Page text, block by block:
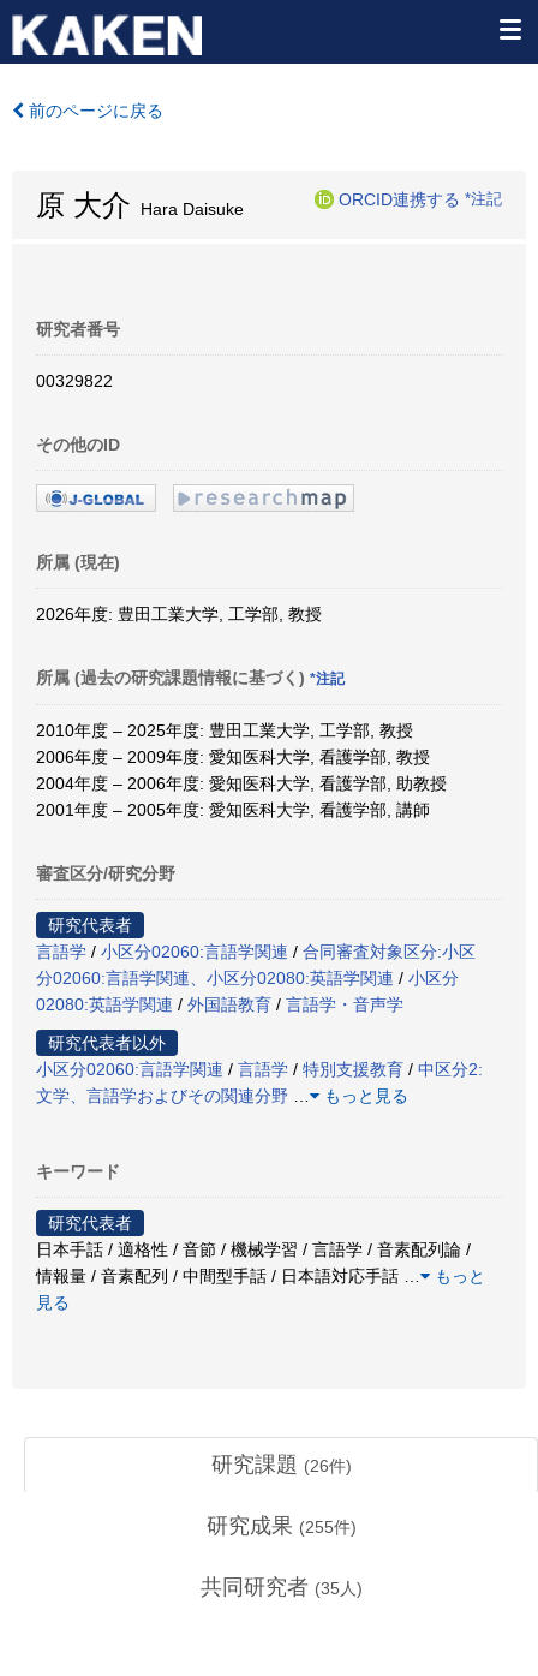
前のページに戻る
原 大介 Hara Daisuke
ORCID連携する *注記
研究者番号
00329822
その他のID
所属 (現在)
2026年度: 豊田工業大学, 工学部, 教授
所属 (過去の研究課題情報に基づく) *注記
2010年度 – 2025年度: 豊田工業大学, 工学部, 教授
2006年度 – 2009年度: 愛知医科大学, 看護学部, 教授
2004年度 – 2006年度: 愛知医科大学, 看護学部, 助教授
2001年度 – 2005年度: 愛知医科大学, 看護学部, 講師
審査区分/研究分野
研究代表者
言語学 / 小区分02060:言語学関連 / 合同審査対象区分:小区
分02060:言語学関連、小区分02080:英語学関連 / 小区分
02080:英語学関連 / 外国語教育 / 言語学・音声学
研究代表者以外
小区分02060:言語学関連 / 言語学 / 特別支援教育 / 中区分2:
文学、言語学およびその関連分野
もっと見る
キーワード
研究代表者
日本手話 / 適格性 / 音節 / 機械学習 / 言語学 / 音素配列論 /
情報量 / 音素配列 / 中間型手話 / 日本語対応手話
もっと
見る
研究課題 (26件)
研究成果 (255件)
共同研究者 (35 人)